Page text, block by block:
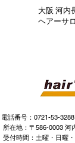
大阪 河内
ヘアーサ
電話番号
所在地：〒586-0003
受付時間：土曜・日曜